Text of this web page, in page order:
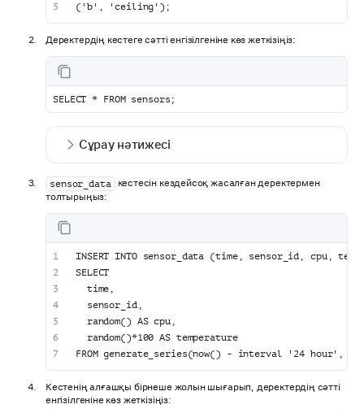
('b', 'ceiling');
Деректердің кестеге сәтті енгізілгеніне көз жеткізіңіз:
SELECT * FROM sensors;
Сұрау нәтижесі
sensor_data
кестесін кездейсоқ жасалған деректермен
толтырыңыз:
INSERT INTO sensor_data (time, sensor_id, cpu,
SELECT
  time,
  sensor_id,
  random() AS cpu,
  random()*100 AS temperature
FROM generate_series(now() - interval '24 hour',
Кестенің алғашқы бірнеше жолын шығарып, деректердің сәтті
енгізілгеніне көз жеткізіңіз: